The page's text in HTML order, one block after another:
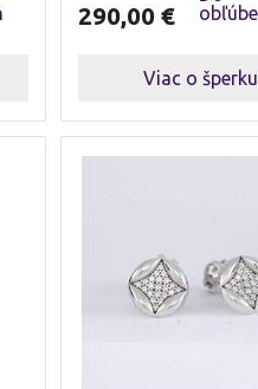
290,00 €
Viac o šperku